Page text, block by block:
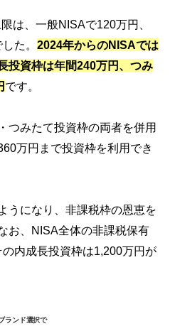
は、一般NISAで120万円、
した。2024年からのNISAでは
投資枠は年間240万円、つみ
です。
つみたて投資枠の両者を併用
万円まで投資枠を利用でき
うになり、非課税枠の恩恵を
お、NISA全体の非課税保有
内成長投資枠は1,200万円が
ランド選択で